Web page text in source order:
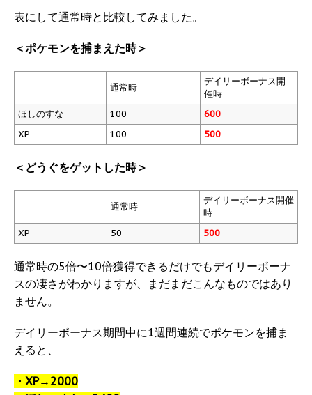
表にして通常時と比較してみました。
＜ポケモンを捕まえた時＞
通常時
デイリーボーナス開
催時
ほしのすな
100
600
XP
100 500
＜どうぐをゲットした時＞
通常時
デイリーボーナス開催
時
XP
50 500
通常時の5倍〜10倍獲得できるだけでもデイリーボーナ
スの凄さがわかりますが、まだまだこんなものではあり
ません。
デイリーボーナス期間中に1週間連続でポケモンを捕ま
えると、
・XP→2000